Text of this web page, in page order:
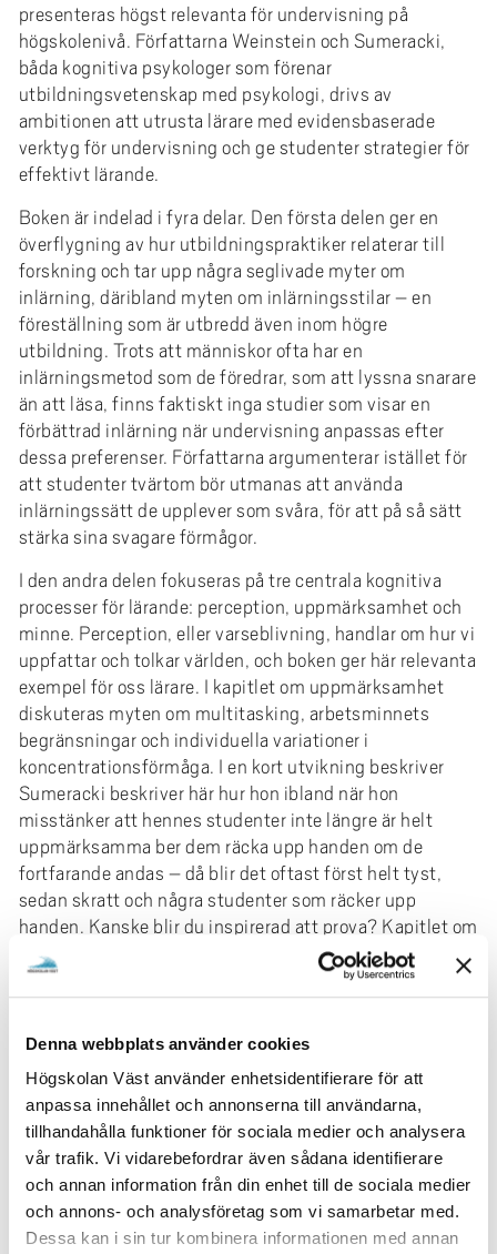
Denna webbplats använder cookies
Högskolan Väst använder enhetsidentifierare för att
anpassa innehållet och annonserna till användarna,
tillhandahålla funktioner för sociala medier och analysera
vår trafik. Vi vidarebefordrar även sådana identifierare
och annan information från din enhet till de sociala medier
och annons- och analysföretag som vi samarbetar med.
Dessa kan i sin tur kombinera informationen med annan
presenteras högst relevanta för undervisning på
högskolenivå. Författarna Weinstein och Sumeracki,
båda kognitiva psykologer som förenar
utbildningsvetenskap med psykologi, drivs av
ambitionen att utrusta lärare med evidensbaserade
verktyg för undervisning och ge studenter strategier för
effektivt lärande.
Boken är indelad i fyra delar. Den första delen ger en
överflygning av hur utbildningspraktiker relaterar till
forskning och tar upp några seglivade myter om
inlärning, däribland myten om inlärningsstilar – en
föreställning som är utbredd även inom högre
utbildning. Trots att människor ofta har en
inlärningsmetod som de föredrar, som att lyssna snarare
än att läsa, finns faktiskt inga studier som visar en
förbättrad inlärning när undervisning anpassas efter
dessa preferenser. Författarna argumenterar istället för
att studenter tvärtom bör utmanas att använda
inlärningssätt de upplever som svåra, för att på så sätt
stärka sina svagare förmågor.
I den andra delen fokuseras på tre centrala kognitiva
processer för lärande: perception, uppmärksamhet och
minne. Perception, eller varseblivning, handlar om hur vi
uppfattar och tolkar världen, och boken ger här relevanta
exempel för oss lärare. I kapitlet om uppmärksamhet
diskuteras myten om multitasking, arbetsminnets
begränsningar och individuella variationer i
koncentrationsförmåga. I en kort utvikning beskriver
Sumeracki beskriver här hur hon ibland när hon
misstänker att hennes studenter inte längre är helt
uppmärksamma ber dem räcka upp handen om de
fortfarande andas – då blir det oftast först helt tyst,
sedan skratt och några studenter som räcker upp
handen. Kanske blir du inspirerad att prova? Kapitlet om
minnet lyfter fram minnets rekonstruktiva natur. En inte
ovanlig analogi för minnet är att det är som ett bibliotek
tillbaka. Detta stämmer inte då forskning visat att
minnen förändras när de återkallas och används.
Den tredje delen utgör bokens kärna och presenterar sex
inlärningsstrategier från det kognitionsvetenskapliga
fältet. Alla presenteras med praktiska tillämpningar
både för lärarens undervisningsplanering och
studentens självständiga studier: